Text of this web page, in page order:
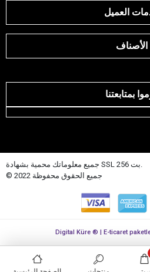
العميل
الأصناف
بمتابعتنا
جميع معلوماتك محمية بشهادة SSL 256 بت.
© 2022 جميع الحقوق محفوظة
Digital Küre ® | E-ticaret